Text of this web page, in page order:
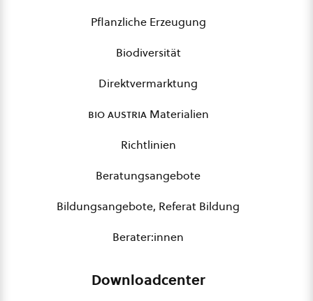
Pflanzliche Erzeugung
Biodiversität
Direktvermarktung
bio austriaMaterialien
Richtlinien
Beratungsangebote
Bildungsangebote, Referat Bildung
Berater:innen
Downloadcenter